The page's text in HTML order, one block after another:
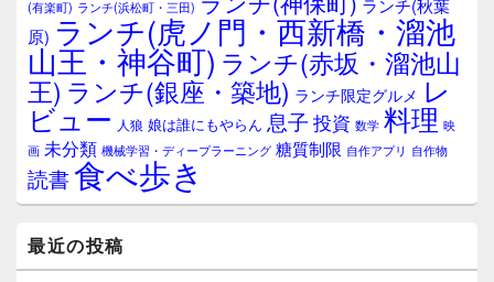
(有楽町) ランチ(浜松町・三田)
ランチ(秋葉
原) ランチ(虎ノ門・西新橋・溜池
山王・神谷町) ランチ(赤坂・溜池山
王) ランチ(銀座・築地) ランチ限定グルメ レ
ビュー 人狼 娘は誰にもやらん 息子 投資 数学 料理 映
画 未分類 機械学習・ディープラーニング 糖質制限 自作アプリ 自作物
読書食べ歩き
最近の投稿